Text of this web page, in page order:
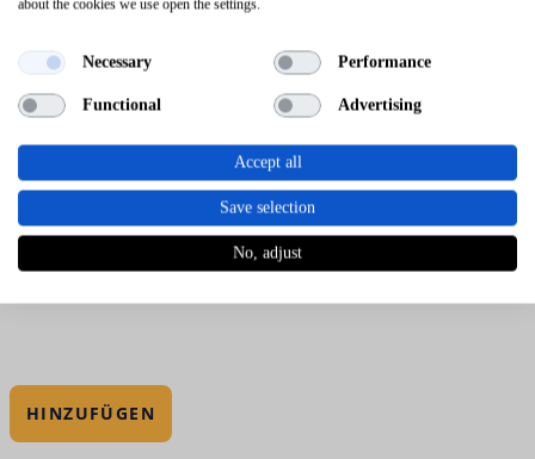
HINZUFÜGEN
about the cookies we use open the settings.
Necessary Performance
Functional Advertising
Accept all
Save selection
No, adjust